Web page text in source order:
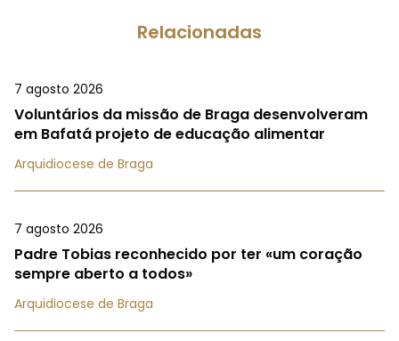
Relacionadas
7 agosto 2026
Voluntários da missão de Braga desenvolveram
em Bafatá projeto de educação alimentar
Arquidiocese de Braga
7 agosto 2026
Padre Tobias reconhecido por ter «um coração
sempre aberto a todos»
Arquidiocese de Braga